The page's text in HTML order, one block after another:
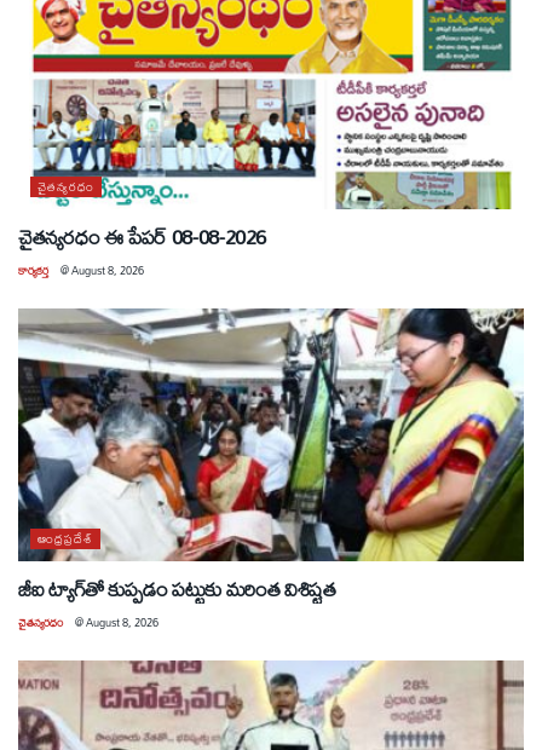
చైతన్యరధం
చైతన్యరధం ఈ పేపర్ 08-08-2026
కార్యకర్త @August 8, 2026
ఆంధ్రప్రదేశ్
జీఐ ట్యాగ్‌తో కుప్పడం పట్టుకు మరింత విశిష్టత
చైతన్యరధం @August 8, 2026